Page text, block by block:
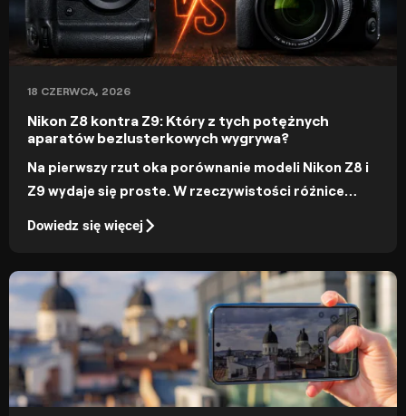
18 CZERWCA, 2026
Nikon Z8 kontra Z9: Który z tych potężnych
aparatów bezlusterkowych wygrywa?
Na pierwszy rzut oka porównanie modeli Nikon Z8 i
Z9 wydaje się proste. W rzeczywistości różnice
fotografów by się spodziewała.
Dowiedz się więcej